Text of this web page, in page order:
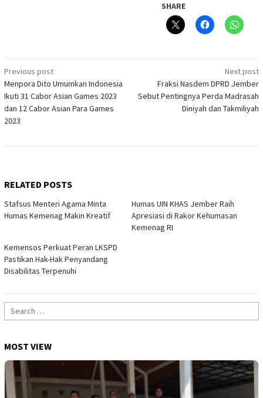
SHARE
Post
navigation
Previous post
Menpora Dito Umumkan Indonesia
Ikuti 31 Cabor Asian Games 2023
dan 12 Cabor Asian Para Games
2023
Next post
Fraksi Nasdem DPRD Jember
Sebut Pentingnya Perda Madrasah
Diniyah dan Takmiliyah
RELATED POSTS
Stafsus Menteri Agama Minta
Humas Kemenag Makin Kreatif
Humas UIN KHAS Jember Raih
Apresiasi di Rakor Kehumasan
Kemenag RI
Kemensos Perkuat Peran LKSPD
Pastikan Hak-Hak Penyandang
Disabilitas Terpenuhi
Search
for:
MOST VIEW